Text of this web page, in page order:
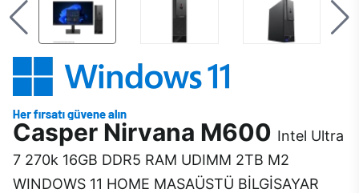
Casper Nirvana M600 Intel Ultra
7 270k 16GB DDR5 RAM UDIMM 2TB M2
WINDOWS 11 HOME MASAÜSTÜ BİLGİSAYAR